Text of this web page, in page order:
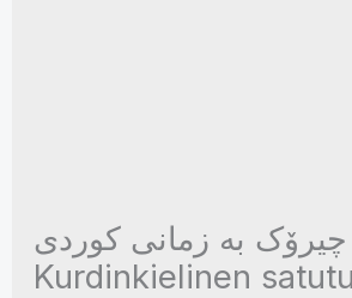
چیرۆک بە زمانی کوردی /
Kurdinkielinen